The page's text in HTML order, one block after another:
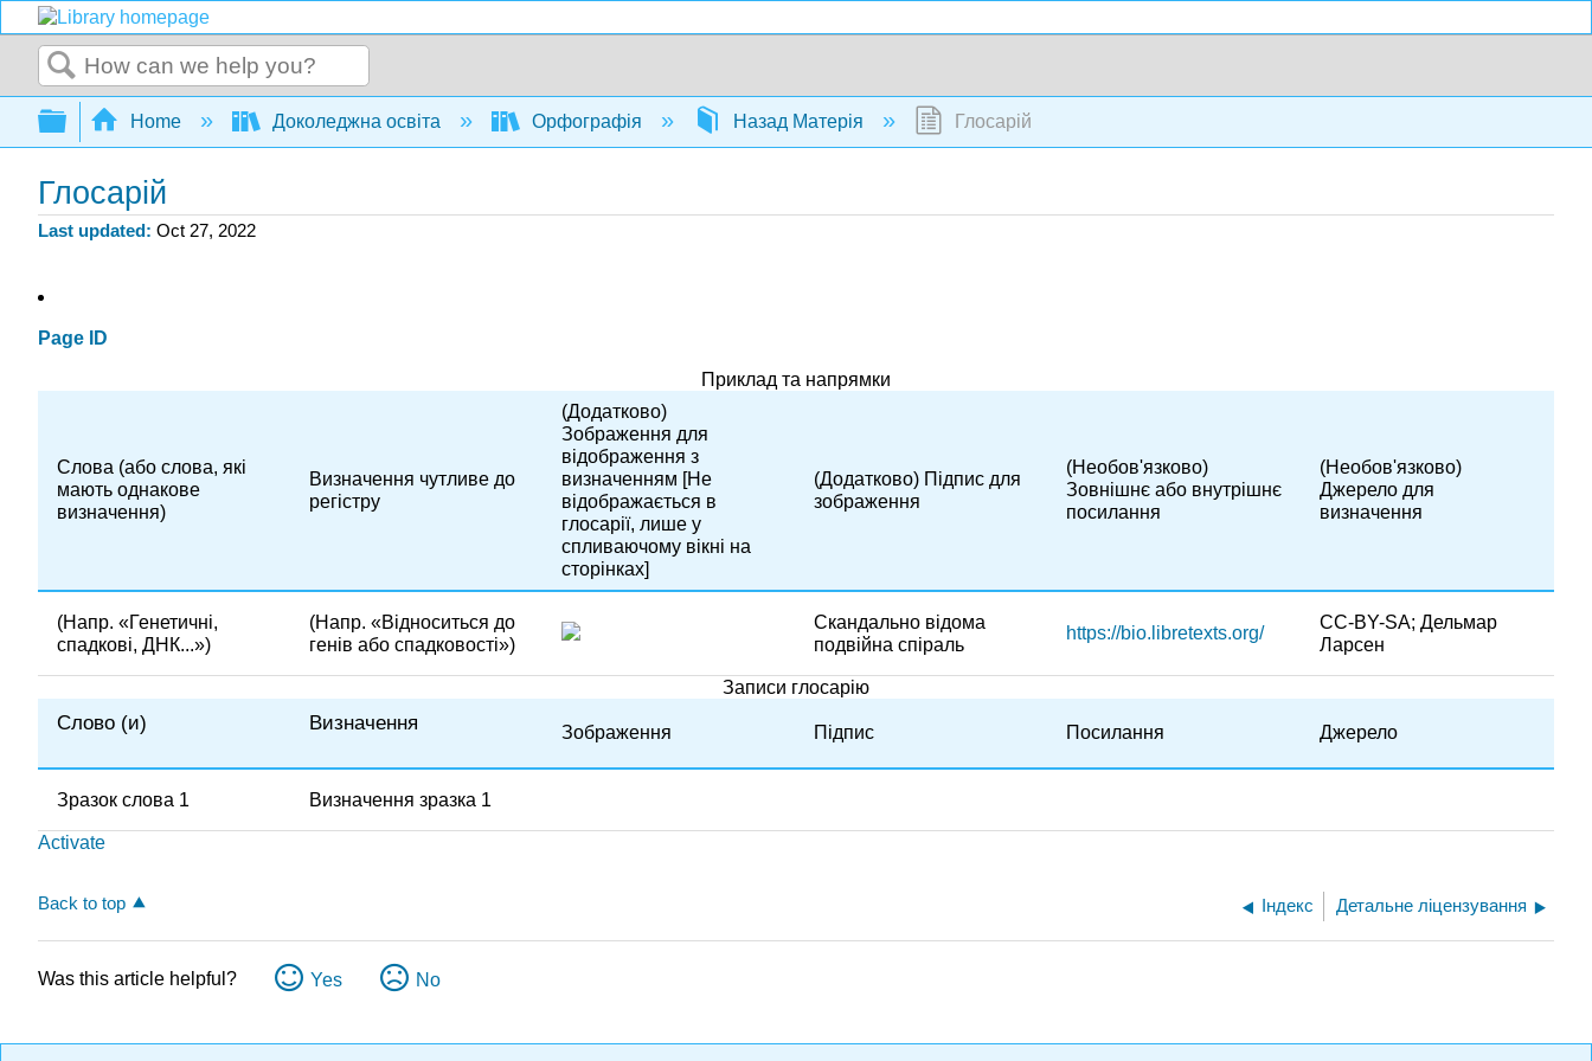
Search
Expand/collapse global hierarchy
Home Доколеджна освіта Орфографія Назад Матерія Глосарій
Глосарій
Last updated Oct 27, 2022
Page ID
Приклад та напрямки
Слова (або слова, які
мають однакове
визначення)
Визначення чутливе до
регістру
(Додатково)
Зображення для
відображення з
визначенням [Не
відображається в
глосарії, лише у
спливаючому вікні на
сторінках]
(Додатково) Підпис для
зображення
(Необов'язково)
Зовнішнє або внутрішнє
посилання
(Необов'язково)
Джерело для
визначення
(Напр. «Генетичні,
спадкові, ДНК...»)
(Напр. «Відноситься до
генів або спадковості»)
Скандально відома
подвійна спіраль
https://bio.libretexts.org/
CC-BY-SA; Дельмар
Ларсен
Записи глосарію
Слово (и) Визначення Зображення Підпис Посилання Джерело
Зразок слова 1 Визначення зразка 1
Activate
Back to top Індекс Детальне ліцензування
Was this article helpful? Yes No